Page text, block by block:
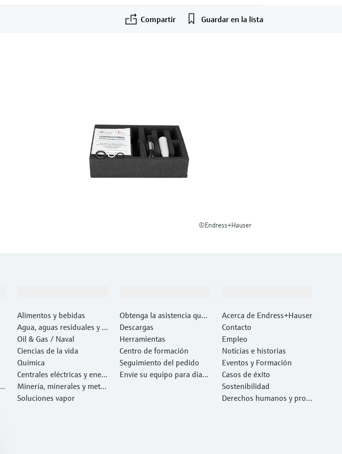
Compartir Guardar en la lista
©Endress+Hauser
Alimentos y bebidas
Agua, aguas residuales y r
esiduos
Oil & Gas / Naval
Ciencias de la vida
Química
Centrales eléctricas y ener
gía
Minería, minerales y metal
es
Soluciones vapor
Obtenga la asistencia que
necesita con rapidez
Descargas
Herramientas
Centro de formación
Seguimiento del pedido
Envíe su equipo para diag
Acerca de Endress+Hauser
Contacto
Empleo
Noticias e historias
Eventos y Formación
Casos de éxito
Sostenibilidad
Derechos humanos y prote